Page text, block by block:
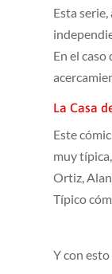
Esta
En el
La Casa
Este
muy
Ortiz,
Típico
Y con